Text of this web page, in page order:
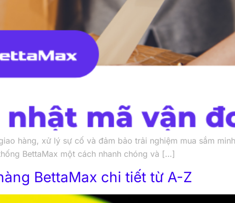
hàng, xử lý sự cố và đảm bảo trải nghiệm mua sắm
BettaMax một cách nhanh chóng và […]
BettaMax chi tiết từ A-Z